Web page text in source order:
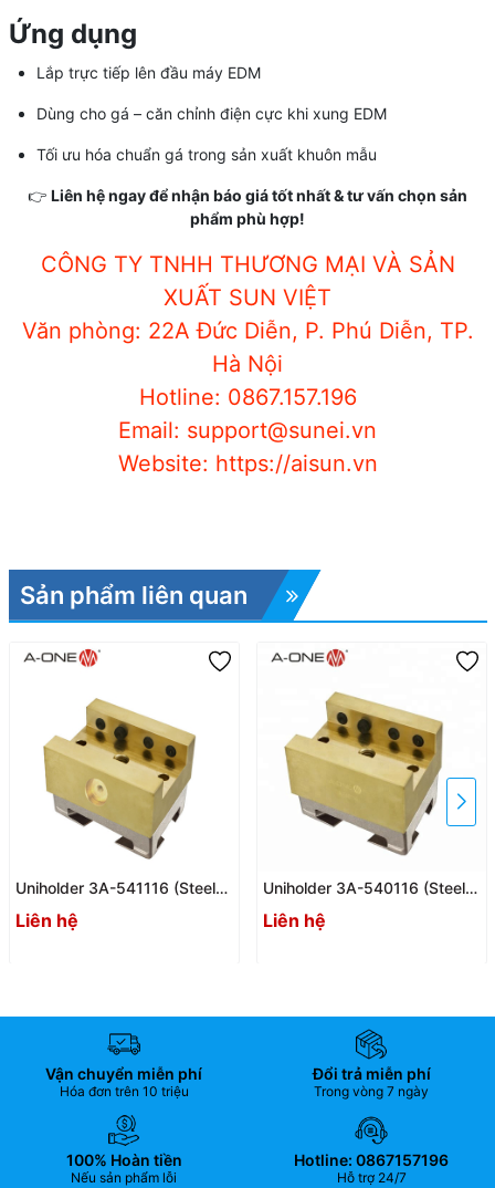
Ứng dụng
Lắp trực tiếp lên đầu máy EDM
Dùng cho gá – căn chỉnh điện cực khi xung EDM
Tối ưu hóa chuẩn gá trong sản xuất khuôn mẫu
👉 Liên hệ ngay để nhận báo giá tốt nhất & tư vấn chọn sản
phẩm phù hợp!
CÔNG TY TNHH THƯƠNG MẠI VÀ SẢN
XUẤT SUN VIỆT
Văn phòng: 22A Đức Diễn, P. Phú Diễn, TP.
Hà Nội
Hotline: 0867.157.196
Email: support@sunei.vn
Website: https://aisun.vn
Sản phẩm liên quan
Uniholder 3A-541116 (Steel
holder 3A-531116)
Liên hệ
Uniholder 3A-540116 (Steel
holder 3A-530116)
Liên hệ
Vận chuyển miễn phí
Hóa đơn trên 10 triệu
Đổi trả miễn phí
Trong vòng 7 ngày
100% Hoàn tiền
Nếu sản phẩm lỗi
Hotline: 0867157196
Hỗ trợ 24/7